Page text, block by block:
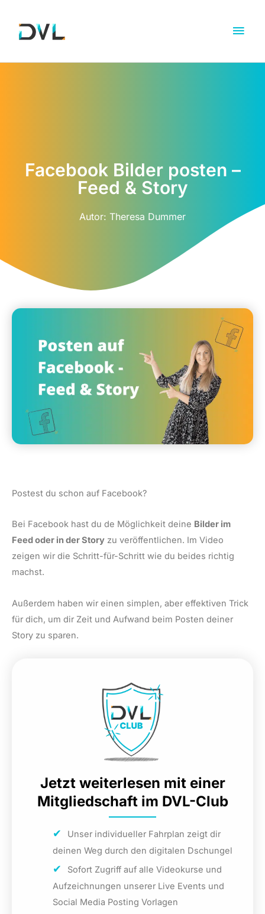
Facebook Bilder posten –
Feed & Story
Autor: Theresa Dummer
Postest du schon auf Facebook?
Bei Facebook hast du de Möglichkeit deine Bilder im
Feed oder in der Story zu veröffentlichen. Im Video
zeigen wir die Schritt-für-Schritt wie du beides richtig
machst.
Außerdem haben wir einen simplen, aber effektiven Trick
für dich, um dir Zeit und Aufwand beim Posten deiner
Story zu sparen.
Jetzt weiterlesen mit einer
Mitgliedschaft im DVL-Club
Unser individueller Fahrplan zeigt dir
deinen Weg durch den digitalen Dschungel
Sofort Zugriff auf alle Videokurse und
Aufzeichnungen unserer Live Events und
Social Media Posting Vorlagen